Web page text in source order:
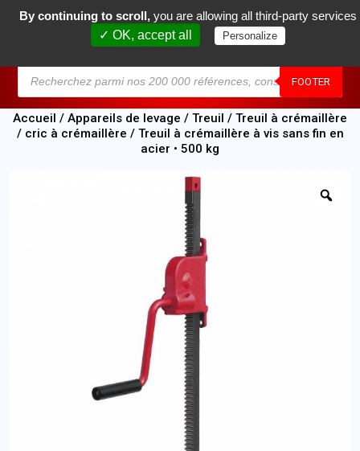
FOOTER
0
Accueil / Appareils de levage / Treuil / Treuil à crémaillère
/ cric à crémaillère / Treuil à crémaillère à vis sans fin en
acier • 500 kg
By continuing to scroll, you are allowing all third-party services
✓ OK, accept all
Personalize